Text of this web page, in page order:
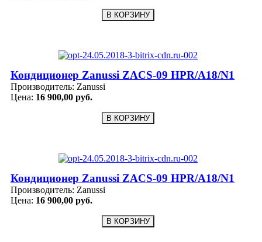
Кондиционер Zanussi ZACS-09 HPR/A18/N1
Производитель: Zanussi
Цена: 16 900,00 руб.
Кондиционер Zanussi ZACS-09 HPR/A18/N1
Производитель: Zanussi
Цена: 16 900,00 руб.